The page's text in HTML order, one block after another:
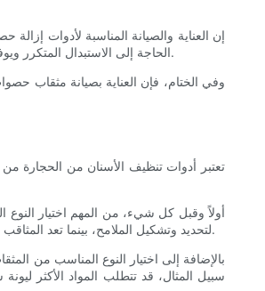
إن العناية والصيانة المناسبة لأدوات
الحاجة إلى الاستبدال المتكرر ويوفر التكاليف على المدى الطويل. بالإضافة إلى ذلك، تساهم الأزيزات التي يتم صيانتها بشكل جيد في جودة ودقة إجراءات طب الأسنان، مما يؤدي إلى نتائج أفضل للمرضى ورضاهم.
وفي الختام، فإن العناية بصيانة مثقاب
تعتبر أدوات تنظيف الأسنان من الحجارة
أولاً وقبل كل شيء، من المهم اختيار النوع
لتحديد وتشكيل الملامح، بينما تعد المثاقب المخروطية المقلوبة مثالية للوصول إلى المناطق التي يصعب الوصول إليها. من خلال اختيار المقص المناسب للمهمة، يمكن لمحترفي الأسنان ضمان دقة وكفاءة أفضل في عملهم.
بالإضافة إلى اختيار النوع المناسب من
سبيل المثال، قد تتطلب المواد الأكثر